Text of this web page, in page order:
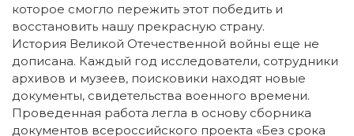
которое смогло пережить этот победить и
восстановить нашу прекрасную страну.
История Великой Отечественной войны еще не
дописана. Каждый год исследователи, сотрудники
архивов и музеев, поисковики находят новые
документы, свидетельства военного времени.
Проведенная работа легла в основу сборника
документов всероссийского проекта «Без срока